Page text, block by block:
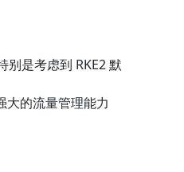
别是考虑到 RKE2 默
的流量管理能力